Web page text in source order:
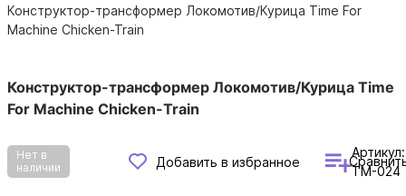
Конструктор-трансформер Локомотив/Курица Time For
Machine Chicken-Train
Конструктор-трансформер Локомотив/Курица Time
For Machine Chicken-Train
Нет в
наличии
Добавить в избранное
Артикул:
TM-024